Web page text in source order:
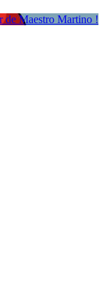
de Maestro Martino !